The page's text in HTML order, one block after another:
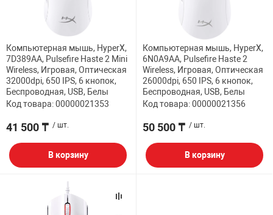
Компьютерная мышь, HyperX,
7D389AA, Pulsefire Haste 2 Mini
Wireless, Игровая, Оптическая
32000dpi, 650 IPS, 6 кнопок,
Беспроводная, USB, Белы
Код товара: 00000021353
41 500 ₸ / шт.
В корзину
Компьютерная мышь, HyperX,
6N0A9AA, Pulsefire Haste 2
Wireless, Игровая, Оптическая
26000dpi, 650 IPS, 6 кнопок,
Беспроводная, USB, Белы
Код товара: 00000021356
50 500 ₸ / шт.
В корзину